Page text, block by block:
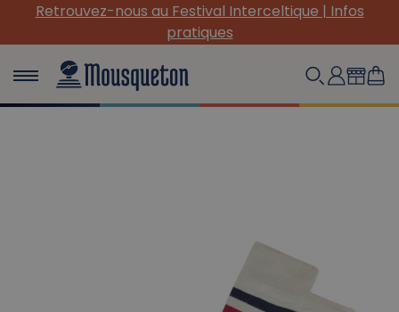
Retrouvez-nous au Festival Interceltique | Infos
pratiques